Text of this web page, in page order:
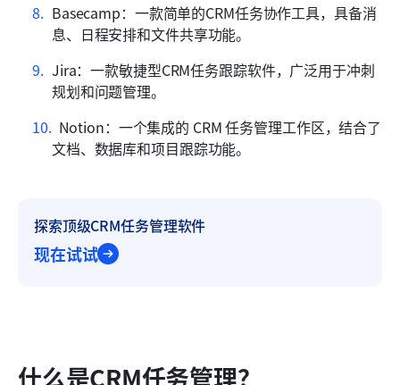
Basecamp：一款简单的CRM任务协作工具，具备消
息、日程安排和文件共享功能。
Jira：一款敏捷型CRM任务跟踪软件，广泛用于冲刺
规划和问题管理。
Notion：一个集成的 CRM 任务管理工作区，结合了
文档、数据库和项目跟踪功能。
探索顶级CRM任务管理软件
现在试试
什么是CRM任务管理？